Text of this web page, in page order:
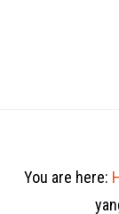
You are here: